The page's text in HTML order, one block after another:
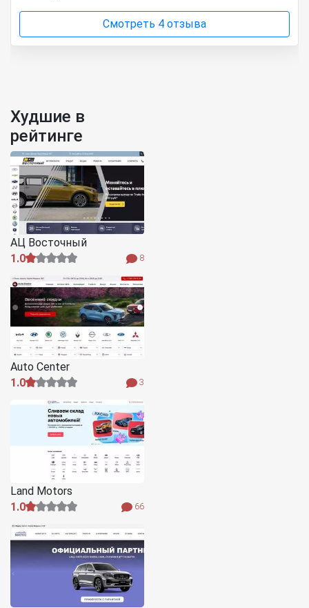
Смотреть 4 отзыва
Худшие в
рейтинге
АЦ Восточный
1.0
8
Auto Centеr
1.0
3
Land Motors
1.0
66